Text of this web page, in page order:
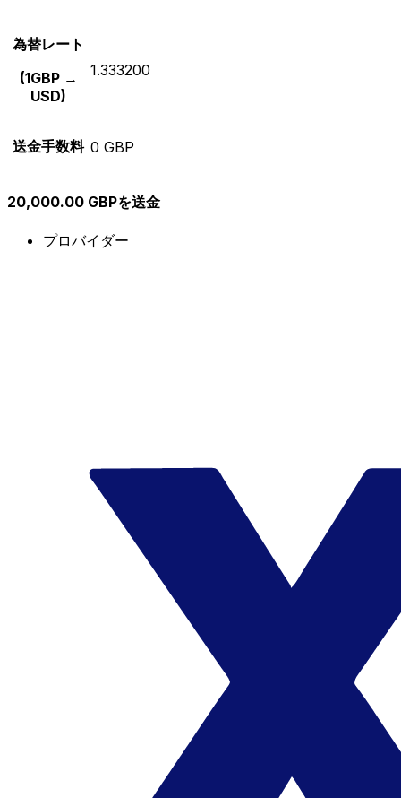
為替レート
(1GBP →
USD)
1.333200
送金手数料 0 GBP
20,000.00 GBPを送金
プロバイダー